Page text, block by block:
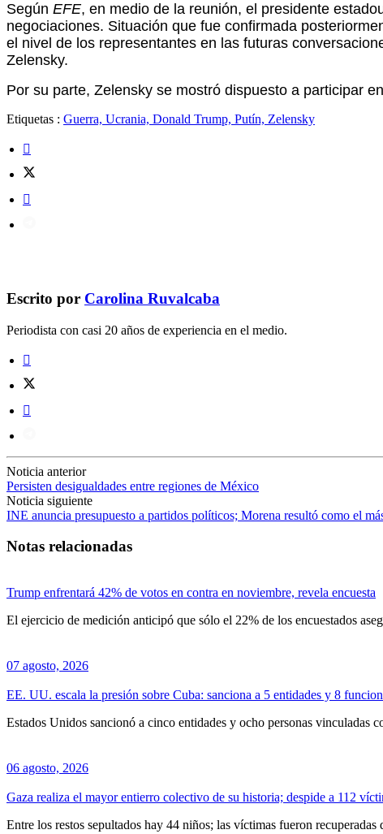
Según EFE, en medio de la reunión, el presidente
negociaciones. Situación que fue confirmada
el nivel de los representantes en las futuras
Zelensky.
Por su parte, Zelensky se mostró dispuesto a participar
Etiquetas : Guerra, Ucrania, Donald Trump, Putín, Zelensky
Escrito por Carolina Ruvalcaba
Periodista con casi 20 años de experiencia en el medio.
Noticia anterior
Persisten desigualdades entre regiones de México
Noticia siguiente
INE anuncia presupuesto a partidos políticos; Morena resultó como el
Notas relacionadas
Trump enfrentará 42% de votos en contra en noviembre, revela encuesta
El ejercicio de medición anticipó que sólo el 22% de los encuestados
07 agosto, 2026
EE. UU. escala la presión sobre Cuba: sanciona a 5 entidades y 8
Estados Unidos sancionó a cinco entidades y ocho personas vinculadas
06 agosto, 2026
Gaza realiza el mayor entierro colectivo de su historia; despide a 112
Entre los restos sepultados hay 44 niños; las víctimas fueron